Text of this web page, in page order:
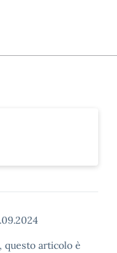
questo articolo è